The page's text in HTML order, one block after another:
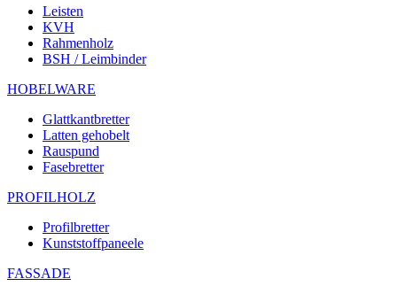
Leisten
KVH
Rahmenholz
BSH / Leimbinder
HOBELWARE
Glattkantbretter
Latten gehobelt
Rauspund
Fasebretter
PROFILHOLZ
Profilbretter
Kunststoffpaneele
FASSADE